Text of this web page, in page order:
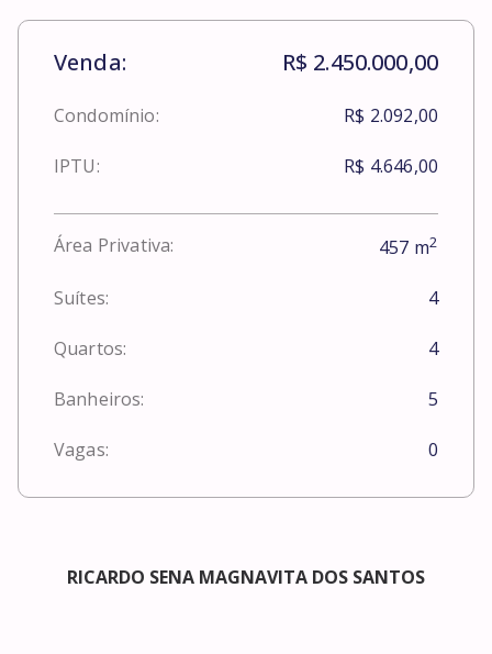
Venda: R$ 2.450.000,00
Condomínio: R$ 2.092,00
IPTU: R$ 4.646,00
Área Privativa: 457 m2
Suítes: 4
Quartos: 4
Banheiros: 5
Vagas: 0
RICARDO SENA MAGNAVITA DOS SANTOS